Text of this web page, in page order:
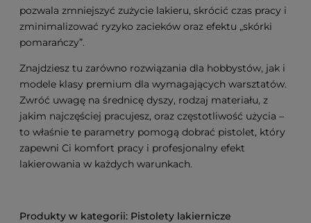
pozwala zmniejszyć zużycie lakieru, skrócić czas pracy i
zminimalizować ryzyko zacieków oraz efektu „skórki
pomarańczy”.
Znajdziesz tu zarówno rozwiązania dla hobbystów, jak i
modele klasy premium dla wymagających warsztatów.
Zwróć uwagę na średnicę dyszy, rodzaj materiału, z
jakim najczęściej pracujesz, oraz częstotliwość użycia –
to właśnie te parametry pomogą dobrać pistolet, który
zapewni Ci komfort pracy i profesjonalny efekt
lakierowania w każdych warunkach.
Pistolety lakiernicze